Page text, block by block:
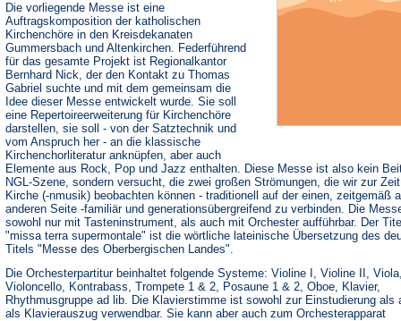
Die vorliegende Messe ist eine
Auftragskomposition der katholischen
Kirchenchöre in den Kreisdekanaten
Gummersbach und Altenkirchen. Federführend
für das gesamte Projekt ist Regionalkantor
Bernhard Nick, der den Kontakt zu Thomas
Gabriel suchte und mit dem gemeinsam die
Idee dieser Messe entwickelt wurde. Sie soll
eine Repertoireerweiterung für Kirchenchöre
darstellen, sie soll - von der Satztechnik und
vom Anspruch her - an die klassische
Kirchenchorliteratur anknüpfen, aber auch
Elemente aus Rock, Pop und Jazz enthalten. Diese Messe ist also kein
NGL-Szene, sondern versucht, die zwei großen Strömungen, die wir zur
Kirche (-nmusik) beobachten können - traditionell auf der einen, zeitgemäß
anderen Seite -familiär und generationsübergreifend zu verbinden. Die
sowohl nur mit Tasteninstrument, als auch mit Orchester aufführbar. Der
"missa terra supermontale" ist die wörtliche lateinische Übersetzung des
Titels "Messe des Oberbergischen Landes".
Die Orchesterpartitur beinhaltet folgende Systeme: Violine I, Violine II,
Violoncello, Kontrabass, Trompete 1 & 2, Posaune 1 & 2, Oboe, Klavier,
Rhythmusgruppe ad lib. Die Klavierstimme ist sowohl zur Einstudierung als
als Klavierauszug verwendbar. Sie kann aber auch zum Orchesterapparat